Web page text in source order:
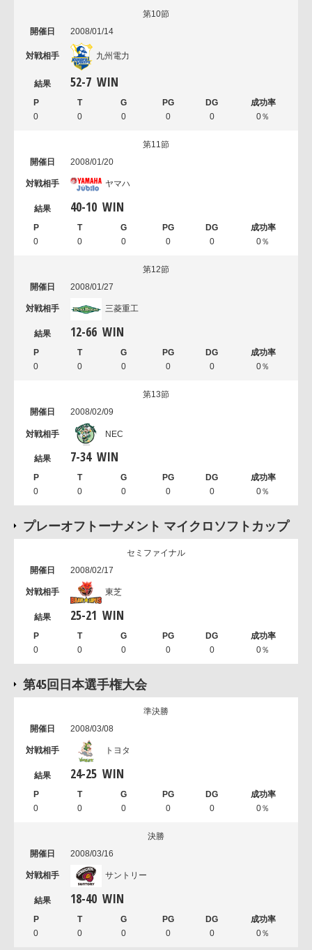
第10節
2008/01/14
九州電力
52-7 WIN
0 0 0 0 0 0％
第11節
2008/01/20
ヤマハ
40-10 WIN
0 0 0 0 0 0％
第12節
2008/01/27
三菱重工
12-66 WIN
0 0 0 0 0 0％
第13節
2008/02/09
NEC
7-34 WIN
0 0 0 0 0 0％
プレーオフトーナメント マイクロソフトカップ
セミファイナル
2008/02/17
東芝
25-21 WIN
0 0 0 0 0 0％
第45回日本選手権大会
準決勝
2008/03/08
トヨタ
24-25 WIN
0 0 0 0 0 0％
決勝
2008/03/16
サントリー
18-40 WIN
0 0 0 0 0 0％